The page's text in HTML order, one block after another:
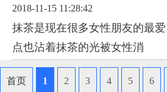
2018-11-15 11:28:42
抹茶是现在很多女性朋友的最
点也沾着抹茶的光被女性消
首页 1 2 3 4 5 6